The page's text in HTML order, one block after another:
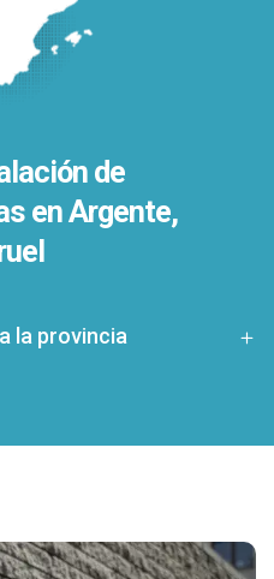
de
enArgente,
la provincia